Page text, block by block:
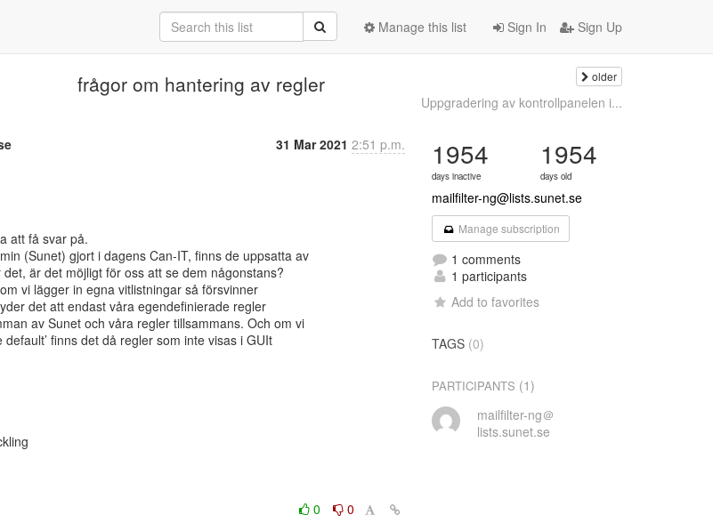
Sign In Sign Up
Manage this list
frågor om hantering av regler older
Uppgradering av kontrollpanelen i...
31 Mar 2021 2:51 p.m.
att få svar på.
(Sunet) gjort i dagens Can-IT, finns de uppsatta av
är det möjligt för oss att se dem någonstans?
vi lägger in egna vitlistningar så försvinner
det att endast våra egendefinierade regler
av Sunet och våra regler tillsammans. Och om vi
finns det då regler som inte visas i GUIt
0
0
1954
days inactive
1954
days old
mailfilter-ng@lists.sunet.se
Manage subscription
1 comments
1 participants
Add to favorites
TAGS (0)
PARTICIPANTS (1)
mailfilter-ng＠
lists.sunet.se